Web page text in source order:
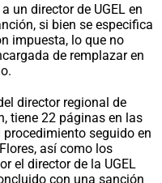
un director de UGEL en
si bien se especifica
impuesta, lo que no
de remplazar en
director regional de
tiene 22 páginas en las
seguido en
así como los
el director de la UGEL
con una sanción